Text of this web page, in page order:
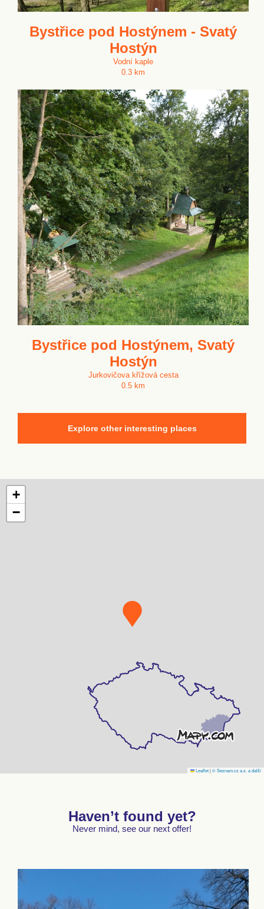
Bystřice pod Hostýnem - Svatý
Hostýn
Vodní kaple
0.3 km
Bystřice pod Hostýnem, Svatý
Hostýn
Jurkovičova křížová cesta
0.5 km
Explore other interesting places
+
−
Leaflet|© Seznam.cz a.s. a další
Haven’t found yet?
Never mind, see our next offer!